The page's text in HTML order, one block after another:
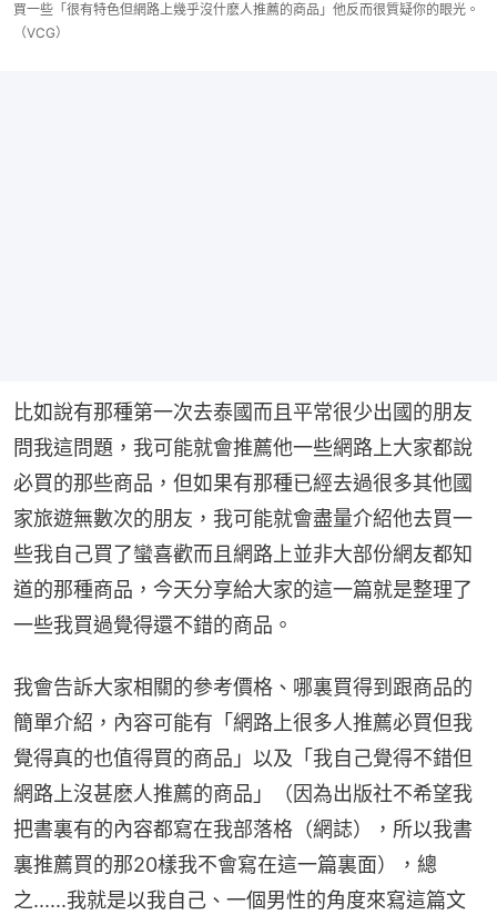
買一些「很有特色但網路上幾乎沒什麽人推薦的商品」他反而很質疑你的眼光。
（VCG）
比如說有那種第一次去泰國而且平常很少出國的朋友
問我這問題，我可能就會推薦他一些網路上大家都說
必買的那些商品，但如果有那種已經去過很多其他國
家旅遊無數次的朋友，我可能就會盡量介紹他去買一
些我自己買了蠻喜歡而且網路上並非大部份網友都知
道的那種商品，今天分享給大家的這一篇就是整理了
一些我買過覺得還不錯的商品。
我會告訴大家相關的參考價格、哪裏買得到跟商品的
簡單介紹，內容可能有「網路上很多人推薦必買但我
覺得真的也值得買的商品」以及「我自己覺得不錯但
網路上沒甚麽人推薦的商品」（因為出版社不希望我
把書裏有的內容都寫在我部落格（網誌），所以我書
裏推薦買的那20樣我不會寫在這一篇裏面），總
之......我就是以我自己、一個男性的角度來寫這篇文